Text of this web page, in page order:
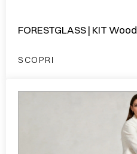
FORESTGLASS | KIT Wood
SCOPRI